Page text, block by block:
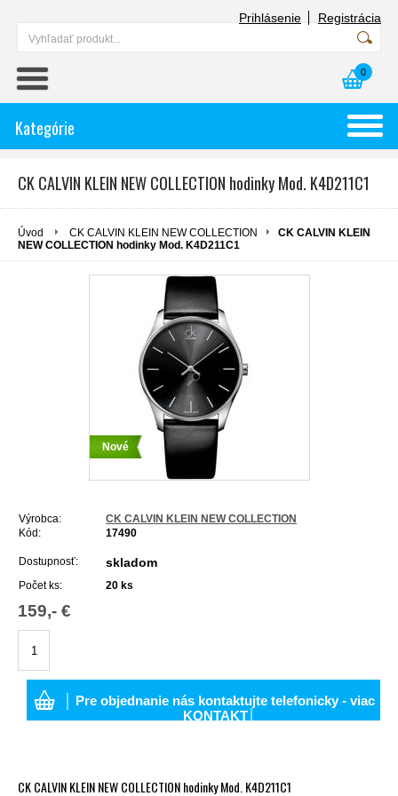
Prihlásenie Registrácia
0
Kategórie
CK CALVIN KLEIN NEW COLLECTION hodinky Mod. K4D211C1
Úvod CK CALVIN KLEIN NEW COLLECTION
CK CALVIN KLEIN
NEW COLLECTION hodinky Mod. K4D211C1
Nové
Výrobca:
CK CALVIN KLEIN NEW COLLECTION
Kód:
17490
Dostupnosť: skladom
Počet ks: 20 ks
159,- €
│ Pre objednanie nás kontaktujte telefonicky - viac
KONTAKT│
CK CALVIN KLEIN NEW COLLECTION hodinky Mod. K4D211C1